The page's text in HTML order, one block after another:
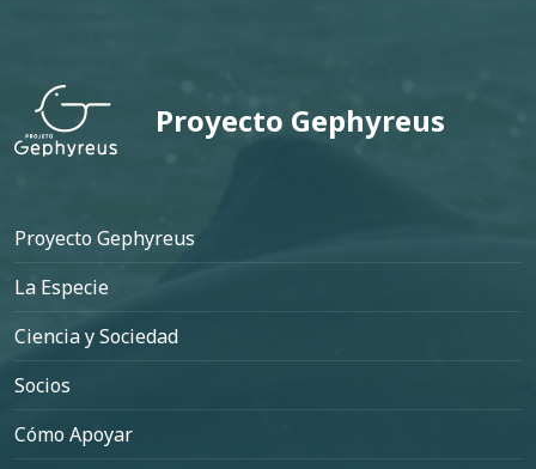
Proyecto Gephyreus
Pie de página
Proyecto Gephyreus
La Especie
Ciencia y Sociedad
Socios
Cómo Apoyar